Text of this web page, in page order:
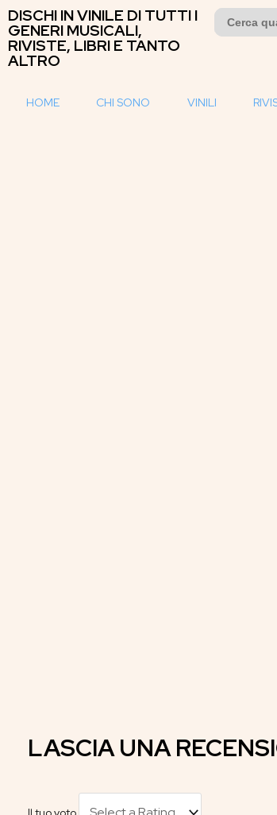
DISCHI IN VINILE DI TUTTI I
GENERI MUSICALI,
RIVISTE, LIBRI E TANTO
ALTRO
Search
for:
HOME CHI SONO VINILI
LASCIA UNA